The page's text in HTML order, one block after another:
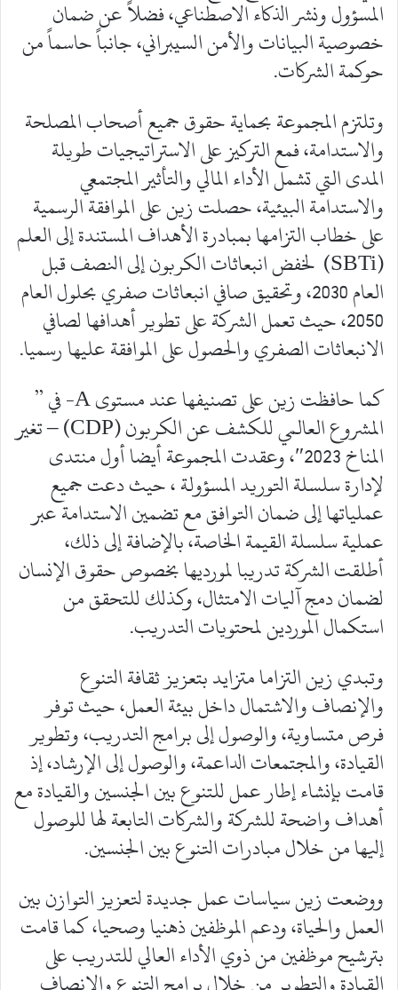
المسؤول ونشر الذكاء الاصطناعي، فضلاً عن ضمان
خصوصية البيانات والأمن السيبراني، جانباً حاسماً من
حوكمة الشركات.
وتلتزم المجموعة بحماية حقوق جميع أصحاب المصلحة
والاستدامة، فمع التركيز على الاستراتيجيات طويلة
المدى التي تشمل الأداء المالي والتأثير المجتمعي
والاستدامة البيئية، حصلت زين على الموافقة الرسمية
على خطاب التزامها بمبادرة الأهداف المستندة إلى العلم
(SBTi) لخفض انبعاثات الكربون إلى النصف قبل
العام 2030، وتحقيق صافي انبعاثات صفري بحلول العام
2050، حيث تعمل الشركة على تطوير أهدافها لصافي
الانبعاثات الصفري والحصول على الموافقة عليها رسميا.
كما حافظت زين على تصنيفها عند مستوى A- في ”
المشروع العالمي للكشف عن الكربون (CDP) – تغير
المناخ 2023″، وعقدت المجموعة أيضا أول منتدى
لإدارة سلسلة التوريد المسؤولة ، حيث دعت جميع
عملياتها إلى ضمان التوافق مع تضمين الاستدامة عبر
عملية سلسلة القيمة الخاصة، بالإضافة إلى ذلك،
أطلقت الشركة تدريبا لمورديها بخصوص حقوق الإنسان
لضمان دمج آليات الامتثال، وكذلك للتحقق من
استكمال الموردين لمحتويات التدريب.
وتبدي زين التزاما متزايد بتعزيز ثقافة التنوع
والإنصاف والاشتمال داخل بيئة العمل، حيث توفر
فرص متساوية، والوصول إلى برامج التدريب، وتطوير
القيادة، والمجتمعات الداعمة، والوصول إلى الإرشاد، إذ
قامت بإنشاء إطار عمل للتنوع بين الجنسين والقيادة مع
أهداف واضحة للشركة والشركات التابعة لها للوصول
إليها من خلال مبادرات التنوع بين الجنسين.
ووضعت زين سياسات عمل جديدة لتعزيز التوازن بين
العمل والحياة، ودعم الموظفين ذهنيا وصحيا، كما قامت
بترشيح موظفين من ذوي الأداء العالي للتدريب على